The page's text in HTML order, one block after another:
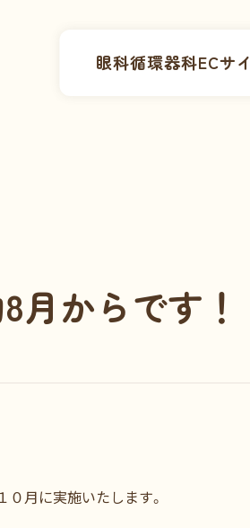
眼科循環器科ECサ
からです！
０月に実施いたします。